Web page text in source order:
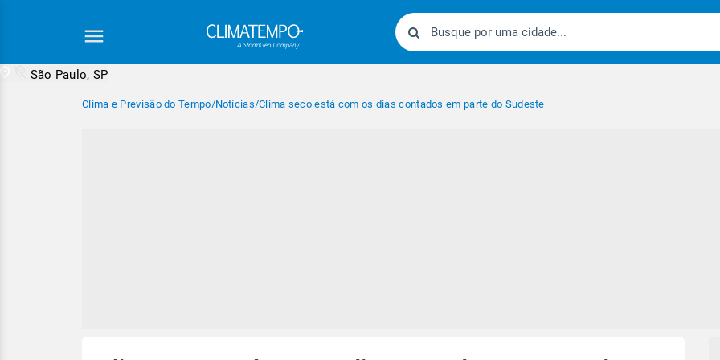
São Paulo, SP
Clima e Previsão do Tempo/Notícias/Clima seco está com os dias contados em parte do Sudeste